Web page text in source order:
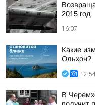
2015 год
16:07
Какие
Ольхон?
В